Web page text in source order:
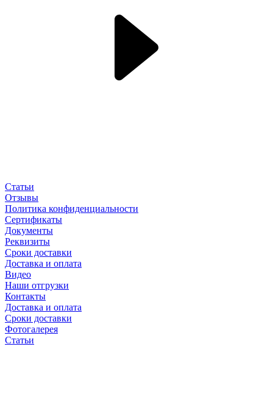
Статьи
Отзывы
Политика конфиденциальности
Сертификаты
Документы
Реквизиты
Сроки доставки
Доставка и оплата
Видео
Наши отгрузки
Контакты
Доставка и оплата
Сроки доставки
Фотогалерея
Статьи